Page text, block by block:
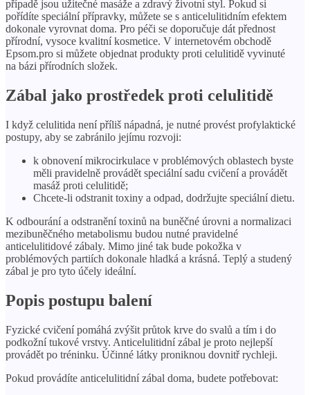
případě jsou užitečné masáže a zdravý životní styl. Pokud si
pořídíte speciální přípravky, můžete se s anticelulitidním efektem
dokonale vyrovnat doma. Pro péči se doporučuje dát přednost
přírodní, vysoce kvalitní kosmetice. V internetovém obchodě
Epsom.pro si můžete objednat produkty proti celulitidě vyvinuté
na bázi přírodních složek.
Zábal jako prostředek proti celulitidě
I když celulitida není příliš nápadná, je nutné provést profylaktické
postupy, aby se zabránilo jejímu rozvoji:
k obnovení mikrocirkulace v problémových oblastech byste
měli pravidelně provádět speciální sadu cvičení a provádět
masáž proti celulitidě;
Chcete-li odstranit toxiny a odpad, dodržujte speciální dietu.
K odbourání a odstranění toxinů na buněčné úrovni a normalizaci
mezibuněčného metabolismu budou nutné pravidelné
anticelulitidové zábaly. Mimo jiné tak bude pokožka v
problémových partiích dokonale hladká a krásná. Teplý a studený
zábal je pro tyto účely ideální.
Popis postupu balení
Fyzické cvičení pomáhá zvýšit průtok krve do svalů a tím i do
podkožní tukové vrstvy. Anticelulitidní zábal je proto nejlepší
provádět po tréninku. Účinné látky proniknou dovnitř rychleji.
Pokud provádíte anticelulitidní zábal doma, budete potřebovat: